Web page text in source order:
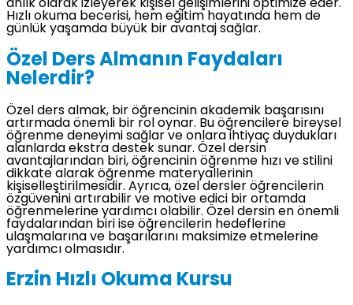
anlık olarak izleyerek kişisel gelişimlerini optimize eder.
Hızlı okuma becerisi, hem eğitim hayatında hem de
günlük yaşamda büyük bir avantaj sağlar.
Özel Ders Almanın Faydaları
Nelerdir?
Özel ders almak, bir öğrencinin akademik başarısını
artırmada önemli bir rol oynar. Bu öğrencilere bireysel
öğrenme deneyimi sağlar ve onlara ihtiyaç duydukları
alanlarda ekstra destek sunar. Özel dersin
avantajlarından biri, öğrencinin öğrenme hızı ve stilini
dikkate alarak öğrenme materyallerinin
kişiselleştirilmesidir. Ayrıca, özel dersler öğrencilerin
özgüvenini artırabilir ve motive edici bir ortamda
öğrenmelerine yardımcı olabilir. Özel dersin en önemli
faydalarından biri ise öğrencilerin hedeflerine
ulaşmalarına ve başarılarını maksimize etmelerine
yardımcı olmasıdır.
Erzin Hızlı Okuma Kursu